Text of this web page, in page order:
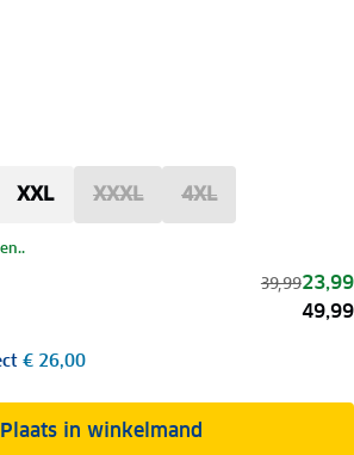
XXL XXXL 4XL
39,9923,99
49,99
€ 26,00
Plaats in winkelmand